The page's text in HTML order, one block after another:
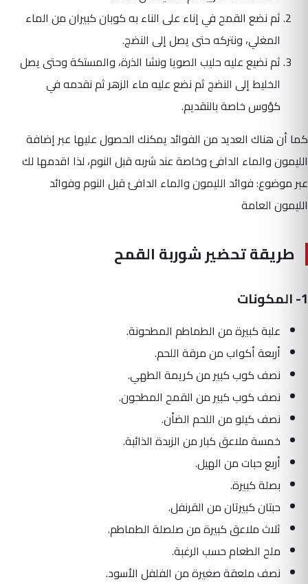
ثم نضع القمح في إناء على الناء به كوبان كبيران من الماء
المغلي، ونتركه حتى يصل إلى النضج.
ثم نضيع عليه حليب الصويا ونشا الذرة، والمستكة وحتى يصل
الخليط إلى النضج ثم نضع عليه ماء الزهر ثم نقدمه في
كؤوس خاصة بالتقديم.
كما أن هناك العديد من الفوائد يمكنك الحصول عليها عبر إضافة
الليمون والماء الدافئ وخاصة عند شربه قبل النوم، لذا اقدمها لك
عبر موضوع: فوائد الليمون والماء الدافئ قبل النوم وفوائد
الليمون العامة
طريقة تحضير شوربة القمح
1- المكونات
علبة كبيرة من الطماطم المطحونة.
أربعة أكواب من مرقة اللحم.
نصف كوب كبير من كريمة الطهي.
نصف كوب كبير من القمح المطحون.
نصف كيلو من اللحم الضأن.
خمسة ملاعق كبار من الزبدة الذائبة.
أربع حبات من الهيل.
بصلة كبيرة.
حبتان كبيرتان من القرنفل.
ثلاث ملاعق كبيرة من صلصلة الطماطم.
ملح الطعام حسب الرغبة.
نصف ملعقة صغيرة من الفلفل الأسود.